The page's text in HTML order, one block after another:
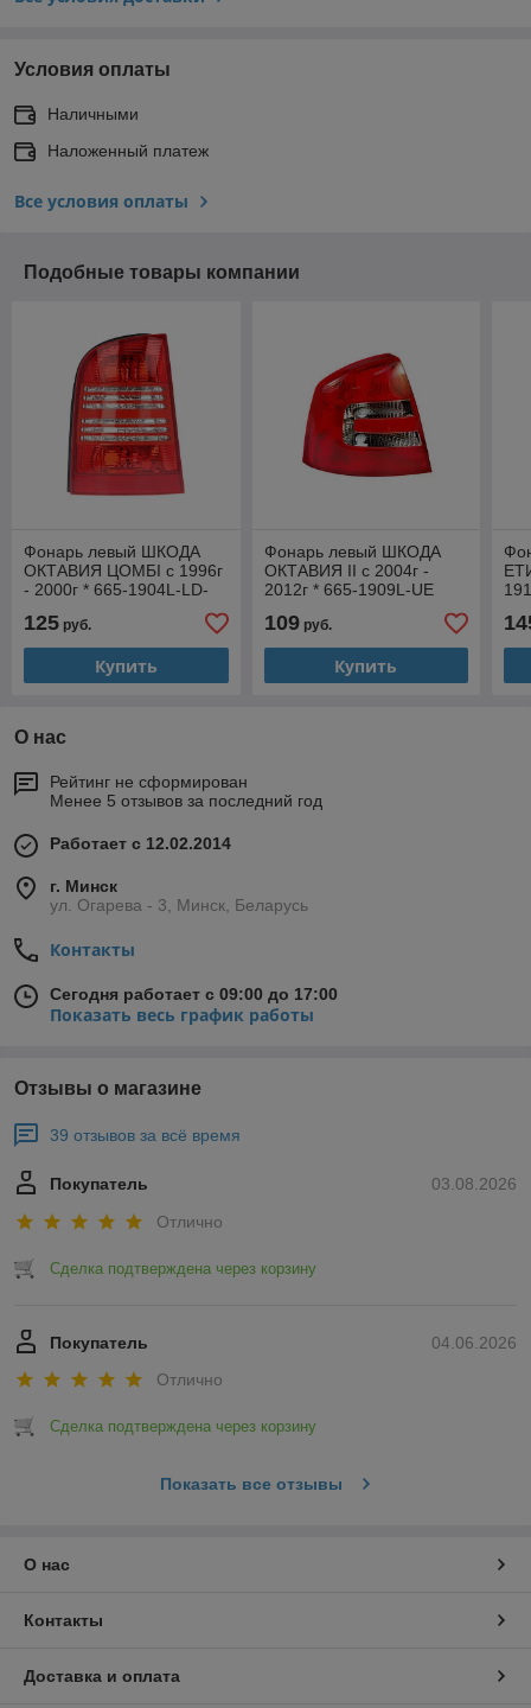
Условия оплаты
Наличными
Наложенный платеж
Все условия оплаты
Подобные товары компании
Фонарь левый ШКОДА
ОКТАВИЯ ЦOMБI с 1996г
- 2000г * 665-1904L-LD-
125 руб.
Купить
Фонарь левый ШКОДА
ОКТАВИЯ II с 2004г -
2012г * 665-1909L-UE
109руб.
Купить
О нас
Рейтинг не сформирован
Менее 5 отзывов за последний год
Работает с 12.02.2014
г. Минск
ул. Огарева - 3, Минск, Беларусь
Контакты
Сегодня работает с 09:00 до 17:00
Показать весь график работы
Отзывы о магазине
39 отзывов за всё время
03.08.2026
Покупатель
Отлично
Сделка подтверждена через корзину
04.06.2026
Покупатель
Отлично
Сделка подтверждена через корзину
Показать все отзывы
О нас
Контакты
Доставка и оплата